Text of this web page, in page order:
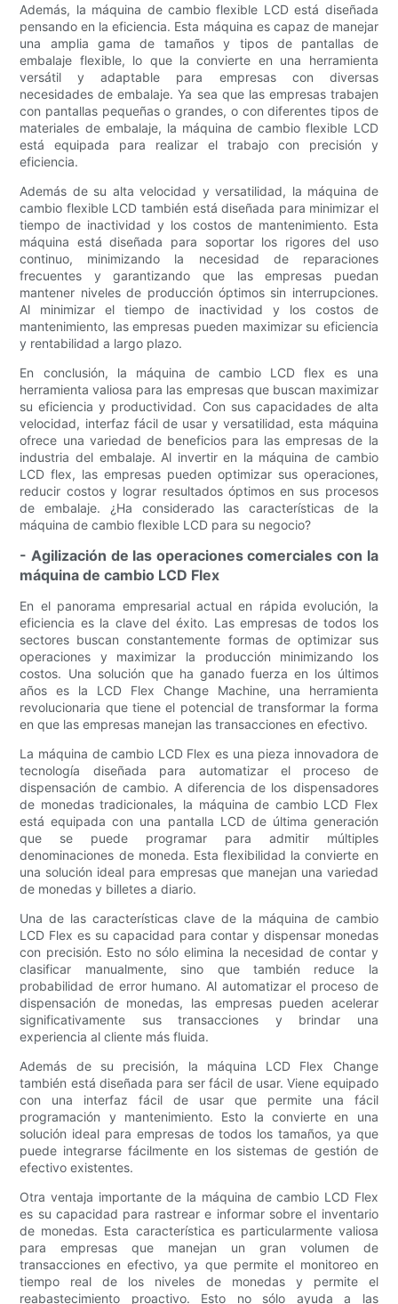
Además, la máquina de cambio flexible LCD está diseñada
pensando en la eficiencia. Esta máquina es capaz de manejar
una amplia gama de tamaños y tipos de pantallas de
embalaje flexible, lo que la convierte en una herramienta
versátil y adaptable para empresas con diversas
necesidades de embalaje. Ya sea que las empresas trabajen
con pantallas pequeñas o grandes, o con diferentes tipos de
materiales de embalaje, la máquina de cambio flexible LCD
está equipada para realizar el trabajo con precisión y
eficiencia.
Además de su alta velocidad y versatilidad, la máquina de
cambio flexible LCD también está diseñada para minimizar el
tiempo de inactividad y los costos de mantenimiento. Esta
máquina está diseñada para soportar los rigores del uso
continuo, minimizando la necesidad de reparaciones
frecuentes y garantizando que las empresas puedan
mantener niveles de producción óptimos sin interrupciones.
Al minimizar el tiempo de inactividad y los costos de
mantenimiento, las empresas pueden maximizar su eficiencia
y rentabilidad a largo plazo.
En conclusión, la máquina de cambio LCD flex es una
herramienta valiosa para las empresas que buscan maximizar
su eficiencia y productividad. Con sus capacidades de alta
velocidad, interfaz fácil de usar y versatilidad, esta máquina
ofrece una variedad de beneficios para las empresas de la
industria del embalaje. Al invertir en la máquina de cambio
LCD flex, las empresas pueden optimizar sus operaciones,
reducir costos y lograr resultados óptimos en sus procesos
de embalaje. ¿Ha considerado las características de la
máquina de cambio flexible LCD para su negocio?
- Agilización de las operaciones comerciales con la
máquina de cambio LCD Flex
En el panorama empresarial actual en rápida evolución, la
eficiencia es la clave del éxito. Las empresas de todos los
sectores buscan constantemente formas de optimizar sus
operaciones y maximizar la producción minimizando los
costos. Una solución que ha ganado fuerza en los últimos
años es la LCD Flex Change Machine, una herramienta
revolucionaria que tiene el potencial de transformar la forma
en que las empresas manejan las transacciones en efectivo.
La máquina de cambio LCD Flex es una pieza innovadora de
tecnología diseñada para automatizar el proceso de
dispensación de cambio. A diferencia de los dispensadores
de monedas tradicionales, la máquina de cambio LCD Flex
está equipada con una pantalla LCD de última generación
que se puede programar para admitir múltiples
denominaciones de moneda. Esta flexibilidad la convierte en
una solución ideal para empresas que manejan una variedad
de monedas y billetes a diario.
Una de las características clave de la máquina de cambio
LCD Flex es su capacidad para contar y dispensar monedas
con precisión. Esto no sólo elimina la necesidad de contar y
clasificar manualmente, sino que también reduce la
probabilidad de error humano. Al automatizar el proceso de
dispensación de monedas, las empresas pueden acelerar
significativamente sus transacciones y brindar una
experiencia al cliente más fluida.
Además de su precisión, la máquina LCD Flex Change
también está diseñada para ser fácil de usar. Viene equipado
con una interfaz fácil de usar que permite una fácil
programación y mantenimiento. Esto la convierte en una
solución ideal para empresas de todos los tamaños, ya que
puede integrarse fácilmente en los sistemas de gestión de
efectivo existentes.
Otra ventaja importante de la máquina de cambio LCD Flex
es su capacidad para rastrear e informar sobre el inventario
de monedas. Esta característica es particularmente valiosa
para empresas que manejan un gran volumen de
transacciones en efectivo, ya que permite el monitoreo en
tiempo real de los niveles de monedas y permite el
reabastecimiento proactivo. Esto no sólo ayuda a las